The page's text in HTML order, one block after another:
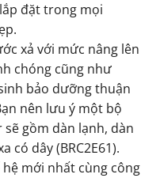
đặt trong mọi
xả với mức nâng lên
chóng cũng như
bảo dưỡng thuận
nên lưu ý một bộ
sẽ gồm dàn lạnh, dàn
có dây (BRC2E61).
mới nhất cùng công